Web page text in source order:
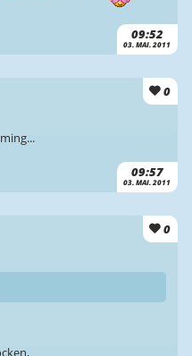
09:52
03. MAI. 2011
0
09:57
03. MAI. 2011
0